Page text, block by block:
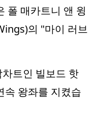
폴 매카트니 앤 윙
의 "마이 러브
트인 빌보드 핫
속 왕좌를 지켰습